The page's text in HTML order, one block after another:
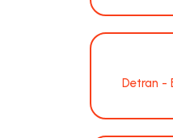
Detran -